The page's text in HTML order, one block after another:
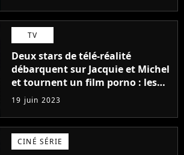
TV
Deux stars de télé-réalité
débarquent sur Jacquie et Michel
et tournent un film porno : les
premières images du tournage
(exclu)
19 juin 2023
CINÉ SÉRIE